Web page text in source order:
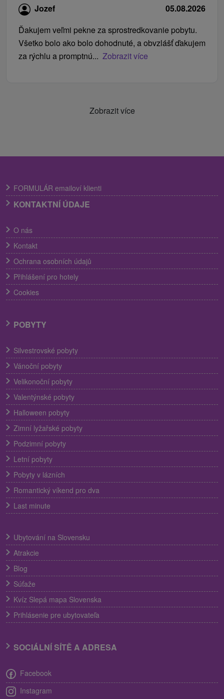
Jozef
05.08.2026
Ďakujem veľmi pekne za sprostredkovanie pobytu.
Všetko bolo ako bolo dohodnuté, a obvzlášť ďakujem
za rýchlu a promptnú... Zobrazit více
Zobrazit více
FORMULÁR emailoví klienti
KONTAKTNÍ ÚDAJE
O nás
Kontakt
Ochrana osobních údajů
Přihlášení pro hotely
Cookies
POBYTY
Silvestrovské pobyty
Vánoční pobyty
Velikonoční pobyty
Valentýnské pobyty
Halloween pobyty
Zimní lyžařské pobyty
Podzimní pobyty
Letní pobyty
Pobyty v lázních
Romantický víkend pro dva
Last minute
Ubytování na Slovensku
Atrakcie
Blog
Súťaže
Kvíz Slepá mapa Slovenska
Prihlásenie pre ubytovateľa
SOCIÁLNÍ SÍTĚ A ADRESA
Facebook
Instagram